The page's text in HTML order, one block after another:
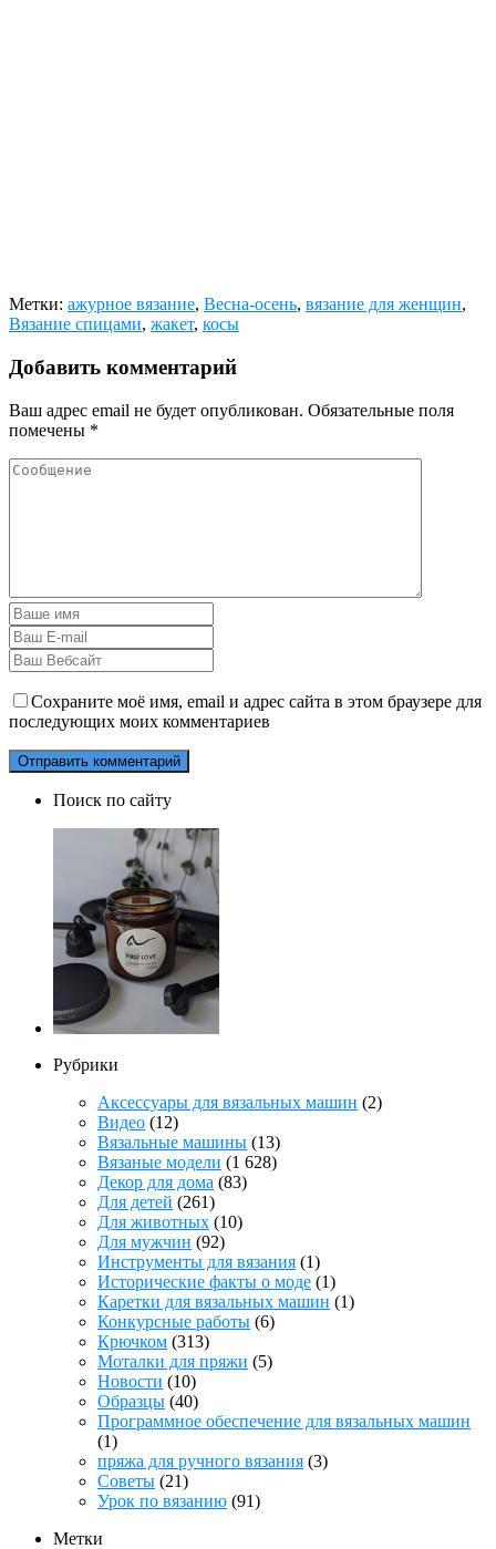
Метки: ажурное вязание, Весна-осень, вязание для женщин,
Вязание спицами, жакет, косы
Добавить комментарий
Ваш адрес email не будет опубликован. Обязательные поля
помечены *
Сохраните моё имя, email и адрес сайта в этом браузере для
последующих моих комментариев
Поиск по сайту
Рубрики
Аксессуары для вязальных машин (2)
Видео (12)
Вязальные машины (13)
Вязаные модели (1 628)
Декор для дома (83)
Для детей (261)
Для животных (10)
Для мужчин (92)
Инструменты для вязания (1)
Исторические факты о моде (1)
Каретки для вязальных машин (1)
Конкурсные работы (6)
Крючком (313)
Моталки для пряжи (5)
Новости (10)
Образцы (40)
Программное обеспечение для вязальных машин
(1)
пряжа для ручного вязания (3)
Советы (21)
Урок по вязанию (91)
Метки